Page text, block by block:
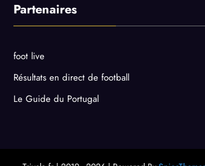
Partenaires
foot live
Résultats en direct de football
Le Guide du Portugal